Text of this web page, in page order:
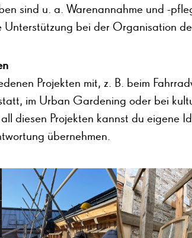
sind u. a. Warenannahme und -
Unterstützung bei der Organisation
Projekten mit, z. B. beim
im Urban Gardening oder bei
diesen Projekten kannst du eigene
übernehmen.